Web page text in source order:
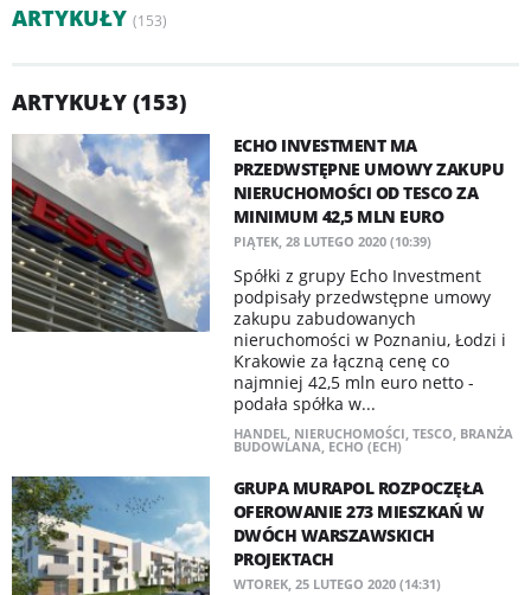
ARTYKUŁY (153)
ARTYKUŁY (153)
ECHO INVESTMENT MA
PRZEDWSTĘPNE UMOWY ZAKUPU
NIERUCHOMOŚCI OD TESCO ZA
MINIMUM 42,5 MLN EURO
PIĄTEK, 28 LUTEGO 2020 (10:39)
Spółki z grupy Echo Investment
podpisały przedwstępne umowy
zakupu zabudowanych
nieruchomości w Poznaniu, Łodzi i
Krakowie za łączną cenę co
najmniej 42,5 mln euro netto -
podała spółka w...
HANDEL, NIERUCHOMOŚCI, TESCO, BRANŻA
BUDOWLANA, ECHO (ECH)
GRUPA MURAPOL ROZPOCZĘŁA
OFEROWANIE 273 MIESZKAŃ W
DWÓCH WARSZAWSKICH
PROJEKTACH
WTOREK, 25 LUTEGO 2020 (14:31)